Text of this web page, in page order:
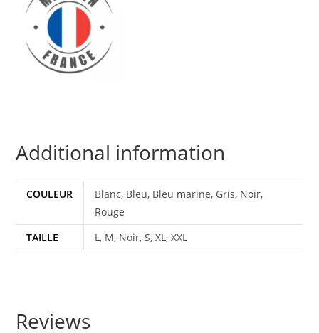
Additional information
COULEUR
Blanc, Bleu, Bleu marine, Gris, Noir,
Rouge
TAILLE
L, M, Noir, S, XL, XXL
Reviews